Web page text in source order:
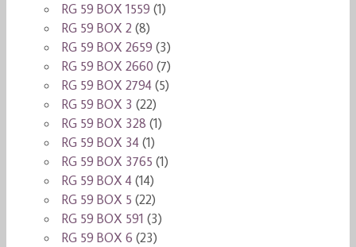
RG 59 BOX 1559 (1)
RG 59 BOX 2 (8)
RG 59 BOX 2659 (3)
RG 59 BOX 2660 (7)
RG 59 BOX 2794 (5)
RG 59 BOX 3 (22)
RG 59 BOX 328 (1)
RG 59 BOX 34 (1)
RG 59 BOX 3765 (1)
RG 59 BOX 4 (14)
RG 59 BOX 5 (22)
RG 59 BOX 591 (3)
RG 59 BOX 6 (23)